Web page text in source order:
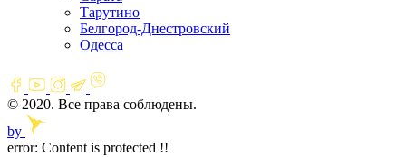
Тарутино
Белгород-Днестровский
Одесса
© 2020. Все права соблюдены.
by
error: Content is protected !!